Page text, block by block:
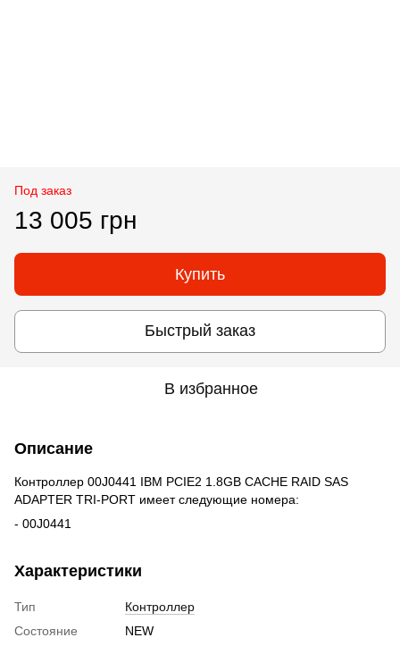
Под заказ
13 005 грн
Купить
Быстрый заказ
В избранное
Описание
Контроллер 00J0441 IBM PCIE2 1.8GB CACHE RAID SAS
ADAPTER TRI-PORT имеет следующие номера:
- 00J0441
Характеристики
Тип
Контроллер
Состояние
NEW